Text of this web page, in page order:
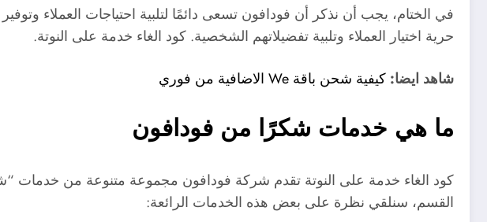
في الختام، يجب أن نذكر أن فودافون تسعى دائمًا لتلبية احتياجات العملاء
حرية اختيار العملاء وتلبية تفضيلاتهم الشخصية. كود الغاء خدمة على النوتة.
شاهد ايضا: كيفية شحن باقة We الاضافية من فوري
ما هي خدمات شكرًا من فودافون
كود الغاء خدمة على النوتة تقدم شركة فودافون مجموعة متنوعة من خدمات
القسم، سنلقي نظرة على بعض هذه الخدمات الرائعة: